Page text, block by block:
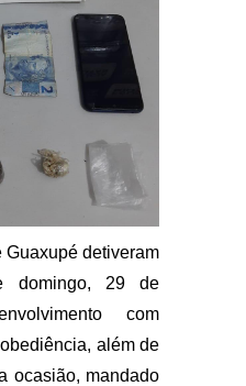
detiveram
domingo, 29 de
com
além de
ocasião, mandado